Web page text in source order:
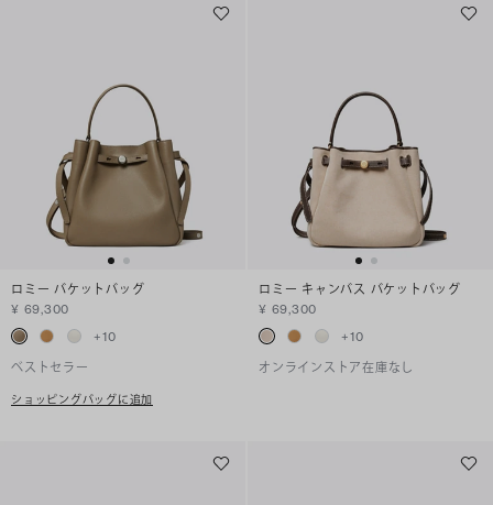
ロミー バケットバッグ
¥ 69,300
+10
ベストセラー
ショッピングバッグに追加
ロミー キャンバス バケットバッグ
¥ 69,300
+10
オンラインストア在庫なし